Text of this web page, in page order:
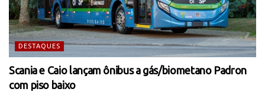
DESTAQUES
Scania e Caio lançam ônibus a gás/biometano Padron
com piso baixo